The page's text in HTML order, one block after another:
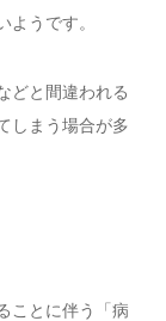
うです。
どと間違われる
しまう場合が多
ことに伴う「病